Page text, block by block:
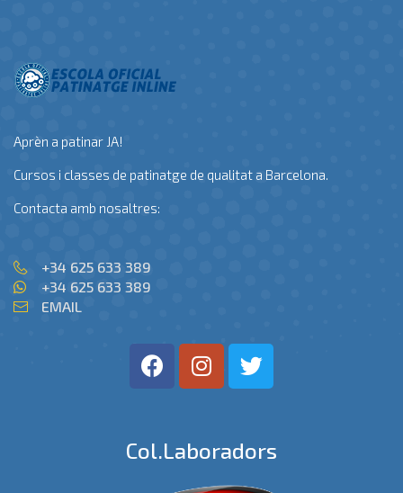
Aprèn a patinar JA!
Cursos i classes de patinatge de qualitat a Barcelona.
Contacta amb nosaltres:
+34 625 633 389
+34 625 633 389
EMAIL
Col.laboradors